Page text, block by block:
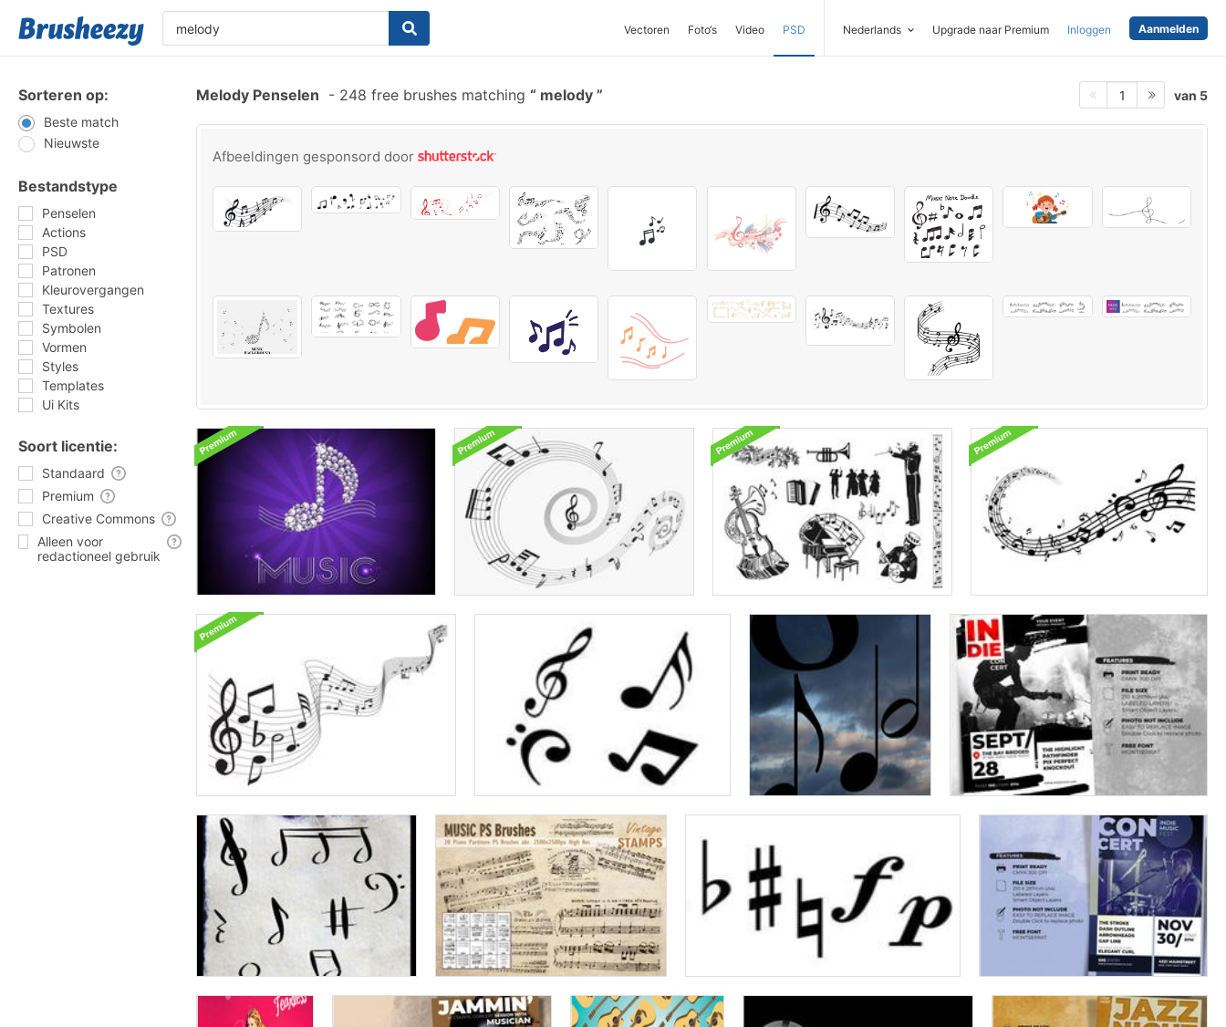
Vectoren Foto‘s Video PSD Nederlands Upgrade naar Premium Inloggen Aanmelden
Sorteren op:
Beste match
Nieuwste
Bestandstype
Penselen
Actions
PSD
Patronen
Kleurovergangen
Textures
Symbolen
Vormen
Styles
Templates
Ui Kits
Soort licentie:
Standaard
Premium
Creative Commons
Alleen voor
redactioneel gebruik
Melody Penselen - 248 free brushes matching melody 1 van 5
Afbeeldingen gesponsord door